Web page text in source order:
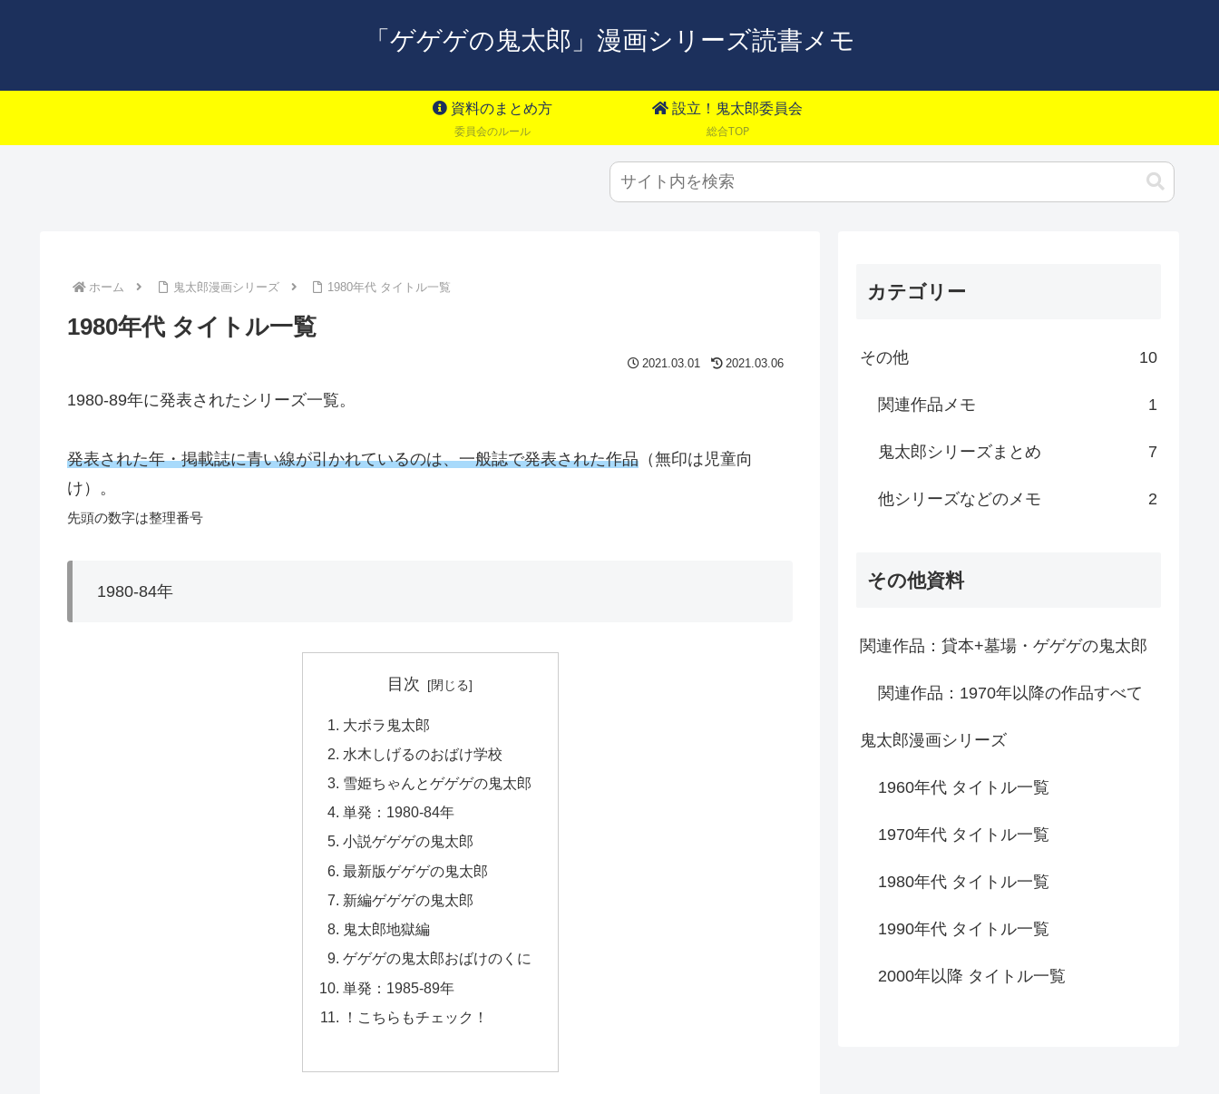
「ゲゲゲの鬼太郎」漫画シリーズ読書メモ
資料のまとめ方
委員会のルール
設立！鬼太郎委員会
総合TOP
ホーム 鬼太郎漫画シリーズ 1980年代 タイトル一覧
1980年代 タイトル一覧
2021.03.01 2021.03.06
1980-89年に発表されたシリーズ一覧。
発表された年・掲載誌に青い線が引かれているのは、一般誌で発表された作品 （無印は児童向
け）。
先頭の数字は整理番号
1980-84年
目次
大ボラ鬼太郎
水木しげるのおばけ学校
雪姫ちゃんとゲゲゲの鬼太郎
単発：1980-84年
小説ゲゲゲの鬼太郎
最新版ゲゲゲの鬼太郎
新編ゲゲゲの鬼太郎
鬼太郎地獄編
ゲゲゲの鬼太郎おばけのくに
単発：1985-89年
！こちらもチェック！
カテゴリー
その他 10
関連作品メモ 1
鬼太郎シリーズまとめ 7
他シリーズなどのメモ 2
その他資料
関連作品：貸本+墓場・ゲゲゲの鬼太郎
関連作品：1970年以降の作品すべて
鬼太郎漫画シリーズ
1960年代 タイトル一覧
1970年代 タイトル一覧
1980年代 タイトル一覧
1990年代 タイトル一覧
2000年以降 タイトル一覧